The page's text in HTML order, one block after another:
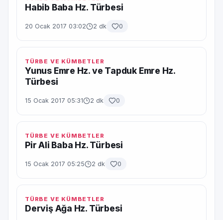
Habib Baba Hz. Türbesi
20 Ocak 2017 03:02 2 dk 0
TÜRBE VE KÜMBETLER
Yunus Emre Hz. ve Tapduk Emre Hz.
Türbesi
15 Ocak 2017 05:31 2 dk 0
TÜRBE VE KÜMBETLER
Pir Ali Baba Hz. Türbesi
15 Ocak 2017 05:25 2 dk 0
TÜRBE VE KÜMBETLER
Derviş Ağa Hz. Türbesi